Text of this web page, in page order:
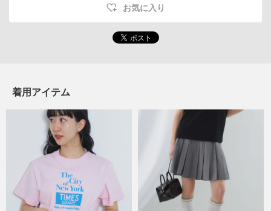
お気に入り
着用アイテム